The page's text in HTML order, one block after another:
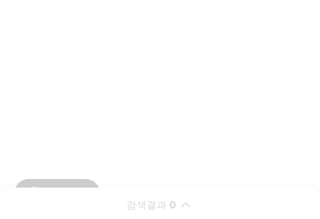
검색결과 0